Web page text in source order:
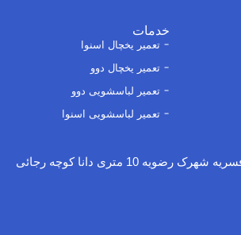
خدمات
تعمیر یخچال اسنوا
تعمیر یخچال دوو
تعمیر لباسشویی دوو
تعمیر لباسشویی اسنوا
تهران سه راه افسریه شهرک رضویه 10 متری دانا کوچه رجائی